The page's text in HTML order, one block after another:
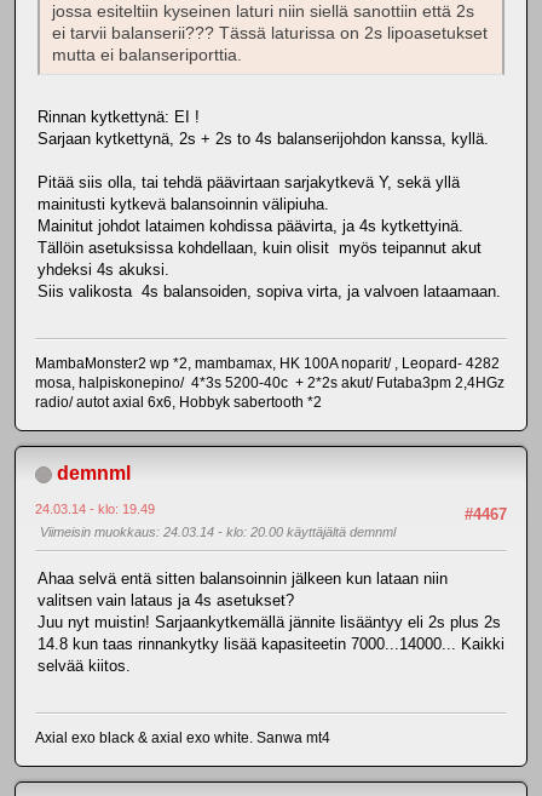
jossa esiteltiin kyseinen laturi niin siellä sanottiin että 2s
ei tarvii balanserii??? Tässä laturissa on 2s lipoasetukset
mutta ei balanseriporttia.
Rinnan kytkettynä: EI !
Sarjaan kytkettynä, 2s + 2s to 4s balanserijohdon kanssa, kyllä.
Pitää siis olla, tai tehdä päävirtaan sarjakytkevä Y, sekä yllä
mainitusti kytkevä balansoinnin välipiuha.
Mainitut johdot lataimen kohdissa päävirta, ja 4s kytkettyinä.
Tällöin asetuksissa kohdellaan, kuin olisit myös teipannut akut
yhdeksi 4s akuksi.
Siis valikosta 4s balansoiden, sopiva virta, ja valvoen lataamaan.
MambaMonster2 wp *2, mambamax, HK 100A noparit/ , Leopard- 4282
mosa, halpiskonepino/ 4*3s 5200-40c + 2*2s akut/ Futaba3pm 2,4HGz
radio/ autot axial 6x6, Hobbyk sabertooth *2
demnml
#4467
24.03.14 - klo: 19.49
Viimeisin muokkaus: 24.03.14 - klo: 20.00 käyttäjältä demnml
Ahaa selvä entä sitten balansoinnin jälkeen kun lataan niin
valitsen vain lataus ja 4s asetukset?
Juu nyt muistin! Sarjaankytkemällä jännite lisääntyy eli 2s plus 2s
14.8 kun taas rinnankytky lisää kapasiteetin 7000...14000... Kaikki
selvää kiitos.
Axial exo black & axial exo white. Sanwa mt4